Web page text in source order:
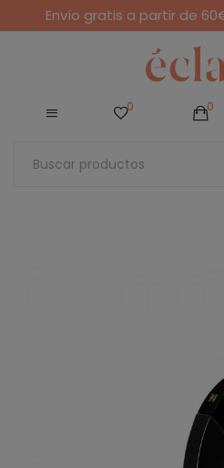
Envío gratis a partir de
0 0